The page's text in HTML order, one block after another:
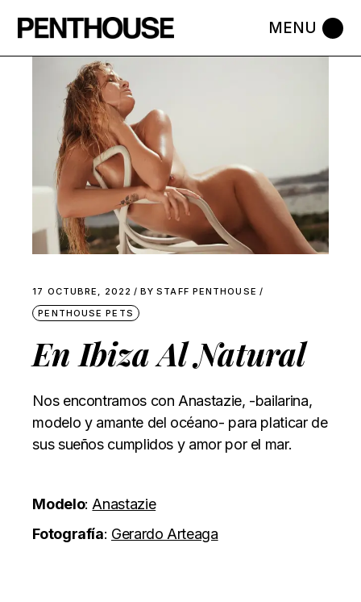
the
17 OCTUBRE, 2022 BY STAFF PENTHOUSE
PENTHOUSE PETS
En Ibiza Al Natural
Nos encontramos con Anastazie, -bailarina,
modelo y amante del océano- para platicar de
sus sueños cumplidos y amor por el mar.
Modelo: Anastazie
Fotografía: Gerardo Arteaga